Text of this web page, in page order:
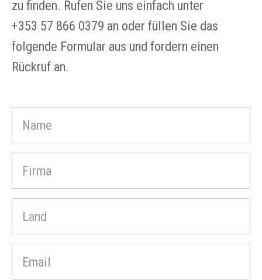
zu finden. Rufen Sie uns einfach unter
+353 57 866 0379 an oder füllen Sie das
folgende Formular aus und fordern einen
Rückruf an.